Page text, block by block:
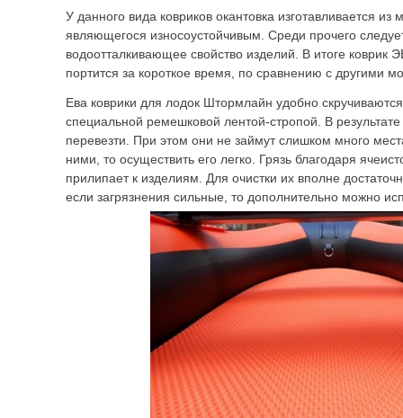
У данного вида ковриков окантовка изготавливается
являющегося износоустойчивым. Среди прочего
водоотталкивающее свойство изделий. В итоге коврик
портится за короткое время, по сравнению с другими
Ева коврики для лодок Штормлайн удобно
специальной ремешковой лентой-стропой. В
перевезти. При этом они не займут слишком много
ними, то осуществить его легко. Грязь благодаря
прилипает к изделиям. Для очистки их вполне
если загрязнения сильные, то дополнительно можно